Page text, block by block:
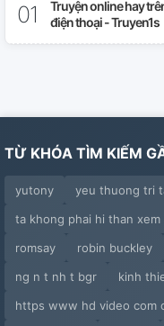
Truyện online hay
điện thoại - Truyen1s
TỪ KHÓA TÌM KIẾM
yutony yeu thuong tri
ta khong phai hi than
romsay
robin buckley
ng n t nh t bgr
kinh
https www hd video com